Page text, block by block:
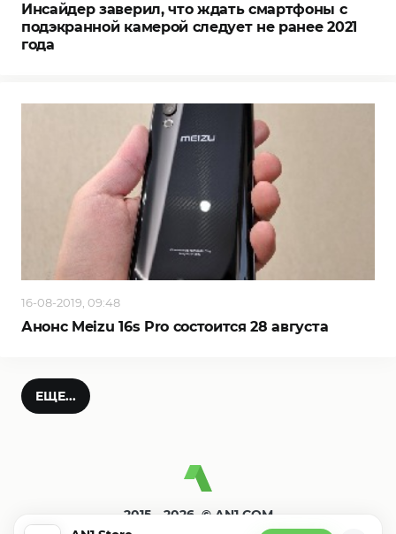
Инсайдер заверил, что ждать смартфоны с
подэкранной камерой следует не ранее 2021
года
16-08-2019, 09:48
Анонс Meizu 16s Pro состоится 28 августа
ЕЩЕ...
2015—2026. © AN1.COM